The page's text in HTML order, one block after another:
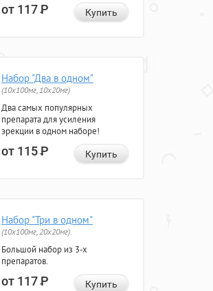
от 117Р Купить
Набор "Два в одном"
(10x100мг, 10x20мг)
Два самых популярных
препарата для усиления
эрекции в одном наборе!
от 115Р Купить
Набор "Три в одном"
(10x100мг, 20x20мг)
Большой набор из 3-х
препаратов.
от 117Р Купить